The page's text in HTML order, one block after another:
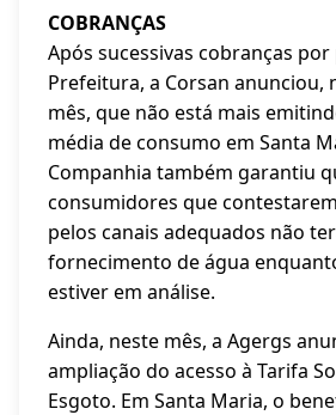
COBRANÇAS
Após sucessivas cobranças
Prefeitura, a Corsan anunciou,
mês, que não está mais
média de consumo em Santa
Companhia também garantiu
consumidores que
pelos canais adequados não
fornecimento de água
estiver em análise.
Ainda, neste mês, a Agergs
ampliação do acesso à Tarifa
Esgoto. Em Santa Maria, o